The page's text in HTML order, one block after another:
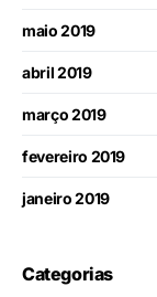
maio 2019
abril 2019
março 2019
fevereiro 2019
janeiro 2019
Categorias